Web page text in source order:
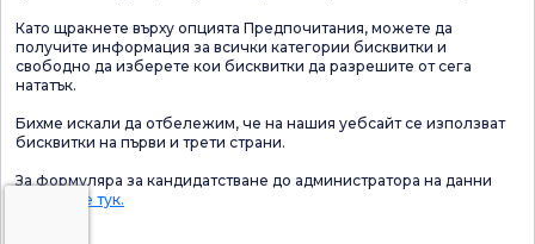
Като щракнете върху опцията Предпочитания, можете да
получите информация за всички категории бисквитки и
свободно да изберете кои бисквитки да разрешите от сега
нататък.
Бихме искали да отбележим, че на нашия уебсайт се използват
бисквитки на първи и трети страни.
За формуляра за кандидатстване до администратора на данни
Щракнете тук.